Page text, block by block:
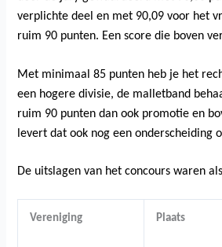
verplichte deel en met 90,09 voor het
ruim 90 punten. Een score die boven
Met minimaal 85 punten heb je het
een hogere divisie, de malletband
ruim 90 punten dan ook promotie en
levert dat ook nog een onderscheiding
De uitslagen van het concours waren
Vereniging Plaats